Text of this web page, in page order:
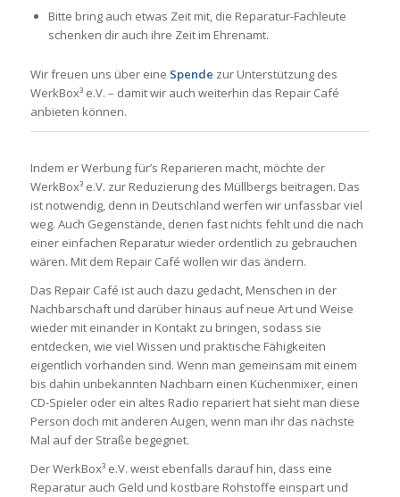
Bitte bring auch etwas Zeit mit, die Reparatur-Fachleute
schenken dir auch ihre Zeit im Ehrenamt.
Wir freuen uns über eine Spende zur Unterstützung des
WerkBox³ e.V. – damit wir auch weiterhin das Repair Café
anbieten können.
Indem er Werbung für’s Reparieren macht, möchte der
WerkBox³ e.V. zur Reduzierung des Müllbergs beitragen. Das
ist notwendig, denn in Deutschland werfen wir unfassbar viel
weg. Auch Gegenstände, denen fast nichts fehlt und die nach
einer einfachen Reparatur wieder ordentlich zu gebrauchen
wären. Mit dem Repair Café wollen wir das ändern.
Das Repair Café ist auch dazu gedacht, Menschen in der
Nachbarschaft und darüber hinaus auf neue Art und Weise
wieder mit einander in Kontakt zu bringen, sodass sie
entdecken, wie viel Wissen und praktische Fähigkeiten
eigentlich vorhanden sind. Wenn man gemeinsam mit einem
bis dahin unbekannten Nachbarn einen Küchenmixer, einen
CD-Spieler oder ein altes Radio repariert hat sieht man diese
Person doch mit anderen Augen, wenn man ihr das nächste
Mal auf der Straße begegnet.
Der WerkBox³ e.V. weist ebenfalls darauf hin, dass eine
Reparatur auch Geld und kostbare Rohstoffe einspart und